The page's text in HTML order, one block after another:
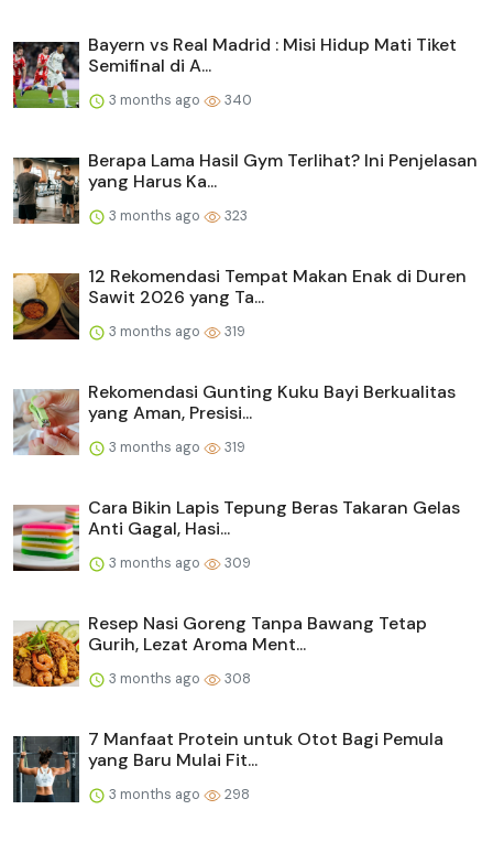
Bayern vs Real Madrid : Misi Hidup Mati Tiket
Semifinal di A...
3 months ago 340
Berapa Lama Hasil Gym Terlihat? Ini Penjelasan
yang Harus Ka...
3 months ago 323
12 Rekomendasi Tempat Makan Enak di Duren
Sawit 2026 yang Ta...
3 months ago 319
Rekomendasi Gunting Kuku Bayi Berkualitas
yang Aman, Presisi...
3 months ago 319
Cara Bikin Lapis Tepung Beras Takaran Gelas
Anti Gagal, Hasi...
3 months ago 309
Resep Nasi Goreng Tanpa Bawang Tetap
Gurih, Lezat Aroma Ment...
3 months ago 308
7 Manfaat Protein untuk Otot Bagi Pemula
yang Baru Mulai Fit...
3 months ago 298